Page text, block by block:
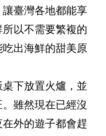
臺灣各地都能享
以不需要繁複的
出海鮮的甜美原
下放置火爐，並
雖然現在已經沒
外的遊子都會趕